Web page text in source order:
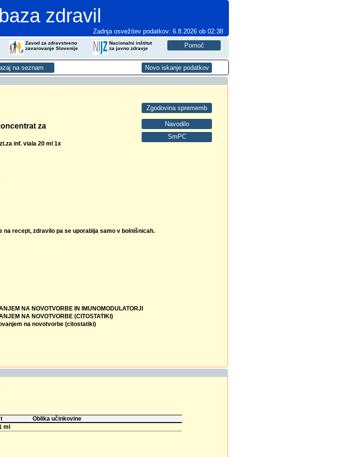
zdravil
Zadnja osvežitev podatkov: 6.8.2026 ob 02:38
Zavod za zdravstveno
zavarovanje Slovenije
Nacionalni inštitut
za javno zdravje
za
inf. viala 20 ml 1x
na recept, zdravilo pa se uporablja samo v bolnišnicah.
NA NOVOTVORBE IN IMUNOMODULATORJI
NA NOVOTVORBE (CITOSTATIKI)
na novotvorbe (citostatiki)
Oblika učinkovine
ml